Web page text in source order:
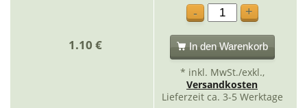
1.10 €
-
+
In den Warenkorb
* inkl. MwSt./exkl.,
Versandkosten
Lieferzeit ca. 3-5 Werktage